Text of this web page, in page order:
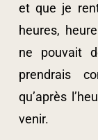
et que je
heures,
ne pouvait
prendrais
qu’après
venir.